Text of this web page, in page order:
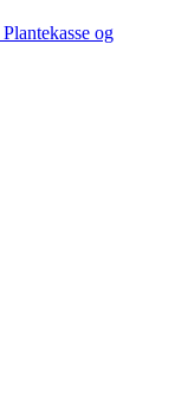
Plantekasse og